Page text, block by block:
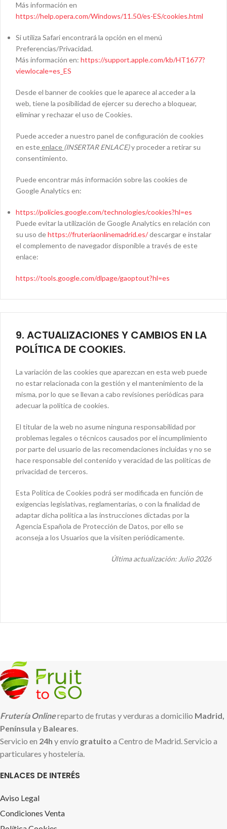
Más información en
https://help.opera.com/Windows/11.50/es-ES/cookies.html
Si utiliza Safari encontrará la opción en el menú
Preferencias/Privacidad.
Más información en: https://support.apple.com/kb/HT1677?
viewlocale=es_ES
Desde el banner de cookies que le aparece al acceder a la
web, tiene la posibilidad de ejercer su derecho a bloquear,
eliminar y rechazar el uso de Cookies.
Puede acceder a nuestro panel de configuración de cookies
en esteenlace (INSERTAR ENLACE)y proceder a retirar su
consentimiento.
Puede encontrar más información sobre las cookies de
Google Analytics en:
https://policies.google.com/technologies/cookies?hl=es
Puede evitar la utilización de Google Analytics en relación con
su uso dehttps://fruteriaonlinemadrid.es/descargar e instalar
el complemento de navegador disponible a través de este
enlace:
https://tools.google.com/dlpage/gaoptout?hl=es
9. ACTUALIZACIONES Y CAMBIOS EN LA
POLÍTICA DE COOKIES.
La variación de las cookies que aparezcan en esta web puede
no estar relacionada con la gestión y el mantenimiento de la
misma, por lo que se llevan a cabo revisiones periódicas para
adecuar la política de cookies.
El titular de la web no asume ninguna responsabilidad por
problemas legales o técnicos causados por el incumplimiento
por parte del usuario de las recomendaciones incluidas y no se
hace responsable del contenido y veracidad de las políticas de
privacidad de terceros.
Esta Política de Cookies podrá ser modificada en función de
exigencias legislativas, reglamentarias, o con la finalidad de
adaptar dicha política a las instrucciones dictadas por la
Agencia Española de Protección de Datos, por ello se
aconseja a los Usuarios que la visiten periódicamente.
Última actualización: Julio 2026
Frutería Onlinereparto de frutas y verduras a domicilio Madrid,
Península y Baleares.
Servicio en 24h y envío gratuito a Centro de Madrid. Servicio a
particulares y hostelería.
ENLACES DE INTERÉS
Aviso Legal
Condiciones Venta